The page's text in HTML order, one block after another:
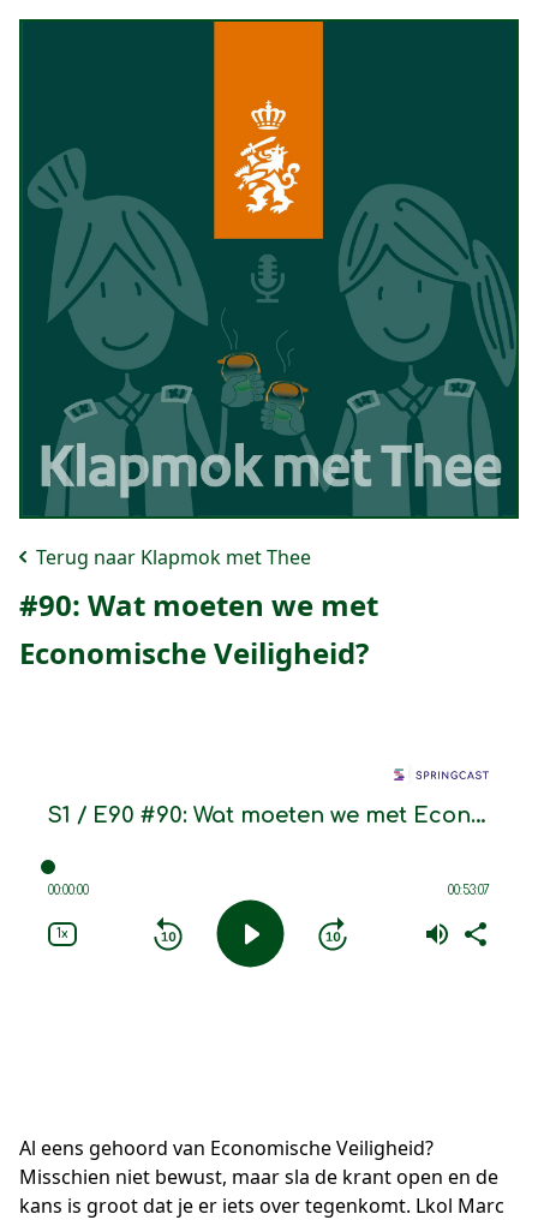
Terug naar Klapmok met Thee
#90: Wat moeten we met
Economische Veiligheid?
Al eens gehoord van Economische Veiligheid?
Misschien niet bewust, maar sla de krant open en de
kans is groot dat je er iets over tegenkomt. Lkol Marc